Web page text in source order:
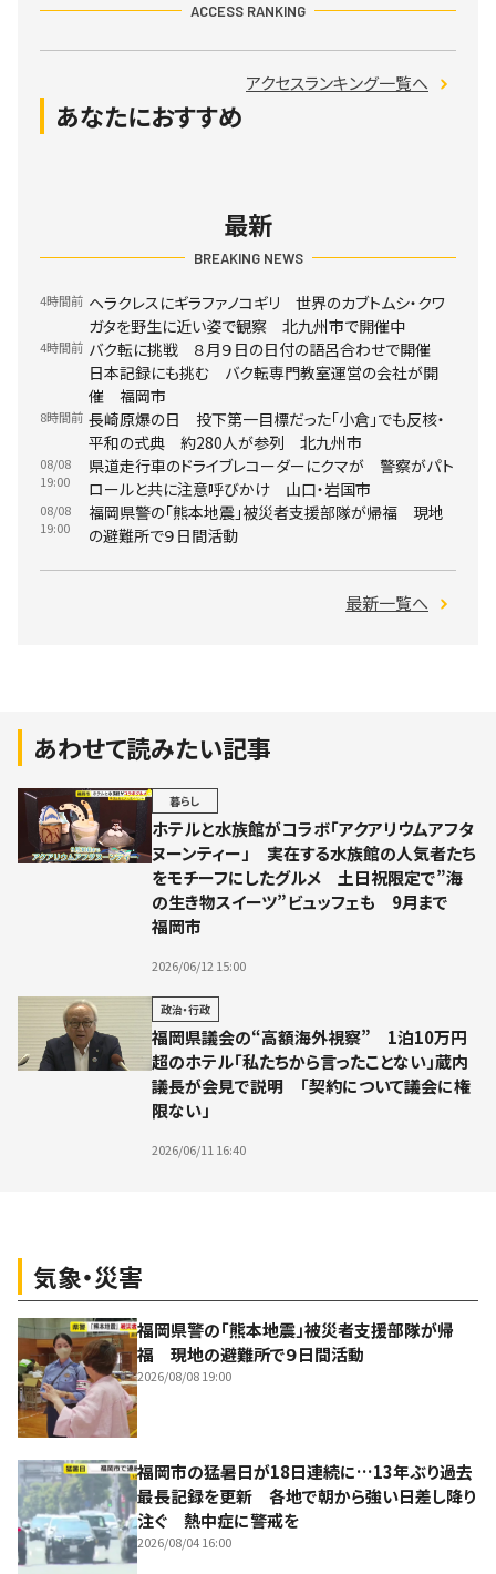
ACCESS RANKING
アクセスランキング一覧へ
あなたにおすすめ
最新
BREAKING NEWS
4時間前 ヘラクレスにギラファノコギリ 世界のカブトムシ・クワ
ガタを野生に近い姿で観察 北九州市で開催中
4時間前 バク転に挑戦 ８月９日の日付の語呂合わせで開催
日本記録にも挑む バク転専門教室運営の会社が開
催 福岡市
8時間前 長崎原爆の日 投下第一目標だった「小倉」でも反核・
平和の式典 約280人が参列 北九州市
08/08
19:00
県道走行車のドライブレコーダーにクマが 警察がパト
ロールと共に注意呼びかけ 山口・岩国市
08/08
19:00
福岡県警の「熊本地震」被災者支援部隊が帰福 現地
の避難所で９日間活動
最新一覧へ
あわせて読みたい記事
暮らし
ホテルと水族館がコラボ「アクアリウムアフタ
ヌーンティー」 実在する水族館の人気者たち
をモチーフにしたグルメ 土日祝限定で”海
の生き物スイーツ”ビュッフェも 9月まで
福岡市
2026/06/12 15:00
政治・行政
福岡県議会の“高額海外視察” 1泊10万円
超のホテル「私たちから言ったことない」蔵内
議長が会見で説明 「契約について議会に権
限ない」
2026/06/11 16:40
気象・災害
福岡県警の「熊本地震」被災者支援部隊が帰
福 現地の避難所で９日間活動
2026/08/08 19:00
福岡市の猛暑日が18日連続に…13年ぶり過去
最長記録を更新 各地で朝から強い日差し降り
注ぐ 熱中症に警戒を
2026/08/04 16:00